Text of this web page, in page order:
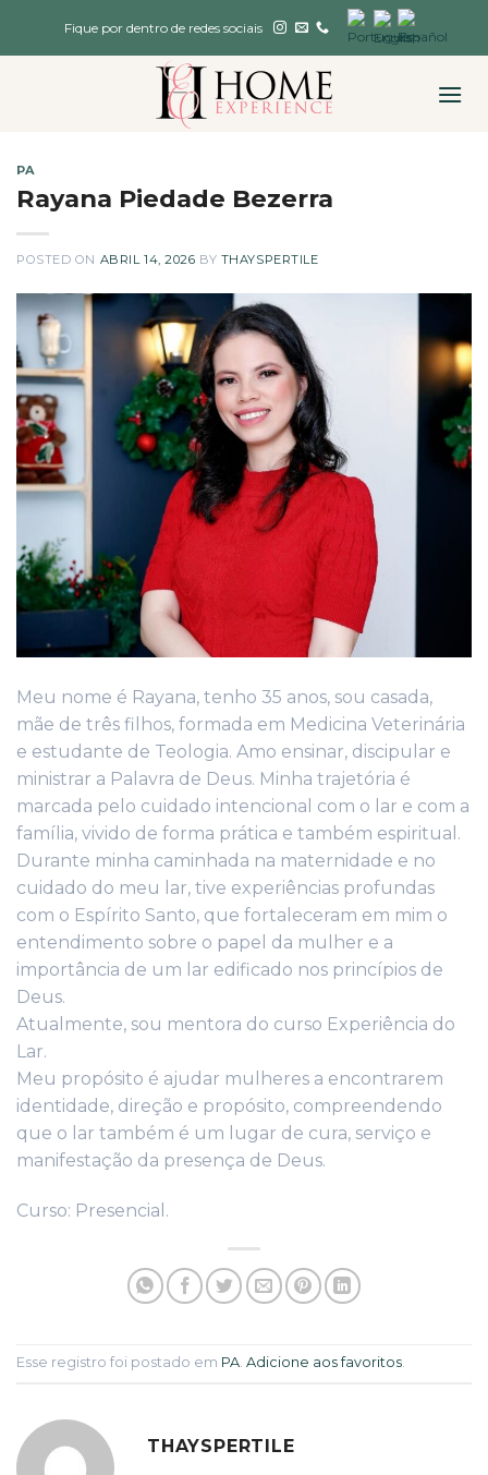
Fique por dentro de redes sociais
PA
Rayana Piedade Bezerra
POSTED ON ABRIL 14, 2026 BY THAYSPERTILE
Meu nome é Rayana, tenho 35 anos, sou casada,
mãe de três filhos, formada em Medicina Veterinária
e estudante de Teologia. Amo ensinar, discipular e
ministrar a Palavra de Deus. Minha trajetória é
marcada pelo cuidado intencional com o lar e com a
família, vivido de forma prática e também espiritual.
Durante minha caminhada na maternidade e no
cuidado do meu lar, tive experiências profundas
com o Espírito Santo, que fortaleceram em mim o
entendimento sobre o papel da mulher e a
importância de um lar edificado nos princípios de
Deus.
Atualmente, sou mentora do curso Experiência do
Lar.
Meu propósito é ajudar mulheres a encontrarem
identidade, direção e propósito, compreendendo
que o lar também é um lugar de cura, serviço e
manifestação da presença de Deus.
Curso: Presencial.
Esse registro foi postado em PA. Adicione aos favoritos.
THAYSPERTILE